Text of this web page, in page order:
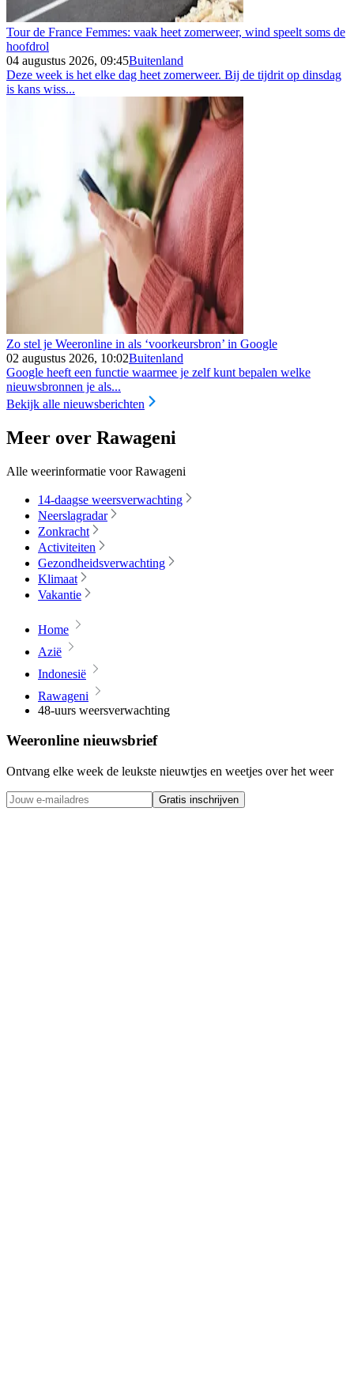
Tour de France Femmes: vaak heet zomerweer, wind speelt soms de
hoofdrol
04 augustus 2026, 09:45Buitenland
Deze week is het elke dag heet zomerweer. Bij de tijdrit op dinsdag
is kans wiss...
Zo stel je Weeronline in als ‘voorkeursbron’ in Google
02 augustus 2026, 10:02Buitenland
Google heeft een functie waarmee je zelf kunt bepalen welke
nieuwsbronnen je als...
Bekijk alle nieuwsberichten
Meer over Rawageni
Alle weerinformatie voor Rawageni
14-daagse weersverwachting
Neerslagradar
Zonkracht
Activiteiten
Gezondheidsverwachting
Klimaat
Vakantie
Home
Azië
Indonesië
Rawageni
48-uurs weersverwachting
Weeronline nieuwsbrief
Ontvang elke week de leukste nieuwtjes en weetjes over het weer
Gratis inschrijven